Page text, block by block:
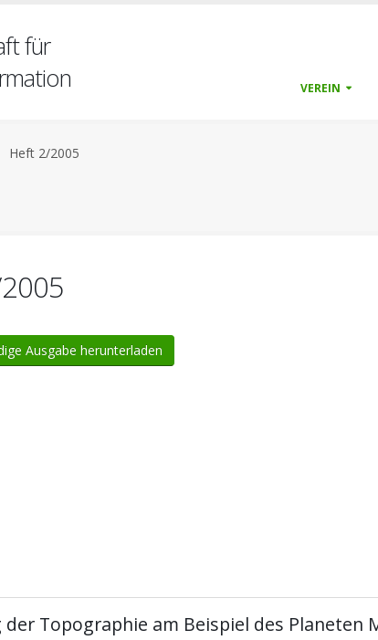
für
VEREIN
Heft 2/2005
Ausgabe herunterladen
Topographie am Beispiel des Planeten